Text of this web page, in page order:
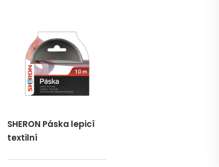
SHERON Páska lepicí
textilní